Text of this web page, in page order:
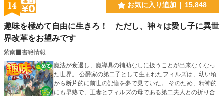
14 お気に入り追加 15,848
趣味を極めて自由に生きろ！ ただし、神々は愛し子に異世
界改革をお望みです
紫南
書籍情報
魔法が衰退し、魔導具の補助なしに扱うことが出来なくなっ
た世界。 公爵家の第二子として生まれたフィルズは、幼い頃
から断片的に前世の記憶を夢で見ていた。 そのため、精神的
にも早熟で、正妻とフィルズの母である第二夫人との折り合